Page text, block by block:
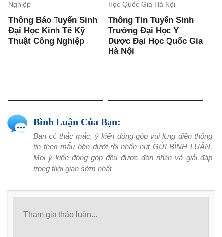
Thông Báo Tuyển Sinh
Đại Học Kinh Tế Kỹ
Thuật Công Nghiệp
Thông Tin Tuyển Sinh
Trường Đại Học Y
Dược Đại Học Quốc Gia
Hà Nội
Bình Luận Của Bạn:
Bạn có thắc mắc, ý kiến đóng góp vui lòng điền thông
tin theo mẫu bên dưới rồi nhấn nút GỬI BÌNH LUẬN.
Mọi ý kiến đóng góp đều được đón nhận và giải đáp
trong thời gian sớm nhất